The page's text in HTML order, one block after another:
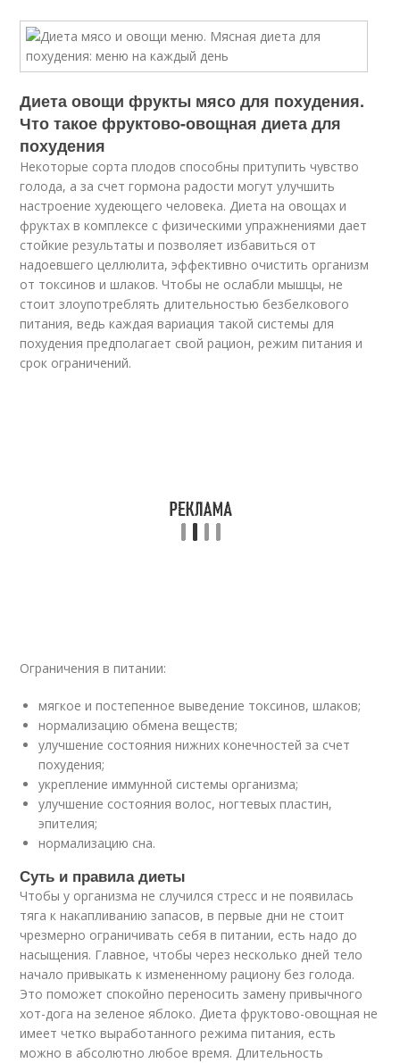
Диета овощи фрукты мясо для похудения.
Что такое фруктово-овощная диета для
похудения
Некоторые сорта плодов способны притупить чувство
голода, а за счет гормона радости могут улучшить
настроение худеющего человека. Диета на овощах и
фруктах в комплексе с физическими упражнениями дает
стойкие результаты и позволяет избавиться от
надоевшего целлюлита, эффективно очистить организм
от токсинов и шлаков. Чтобы не ослабли мышцы, не
стоит злоупотреблять длительностью безбелкового
питания, ведь каждая вариация такой системы для
похудения предполагает свой рацион, режим питания и
срок ограничений.
Ограничения в питании:
мягкое и постепенное выведение токсинов, шлаков;
нормализацию обмена веществ;
улучшение состояния нижних конечностей за счет
похудения;
укрепление иммунной системы организма;
улучшение состояния волос, ногтевых пластин,
эпителия;
нормализацию сна.
Суть и правила диеты
Чтобы у организма не случился стресс и не появилась
тяга к накапливанию запасов, в первые дни не стоит
чрезмерно ограничивать себя в питании, есть надо до
насыщения. Главное, чтобы через несколько дней тело
начало привыкать к измененному рациону без голода.
Это поможет спокойно переносить замену привычного
хот-дога на зеленое яблоко. Диета фруктово-овощная не
имеет четко выработанного режима питания, есть
можно в абсолютно любое время. Длительность